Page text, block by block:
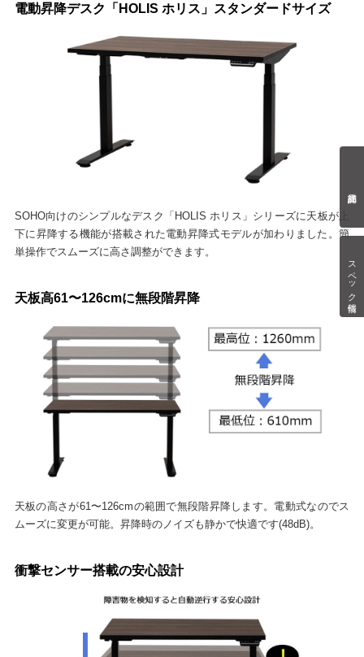
スペック情報
電動昇降デスク「HOLIS ホリス」スタンダードサイズ
SOHO向けのシンプルなデスク「HOLIS ホリス」シリーズに天板が上
下に昇降する機能が搭載された電動昇降式モデルが加わりました。簡
単操作でスムーズに高さ調整ができます。
天板高61〜126cmに無段階昇降
天板の高さが61〜126cmの範囲で無段階昇降します。電動式なのでス
ムーズに変更が可能。昇降時のノイズも静かで快適です(48dB)。
衝撃センサー搭載の安心設計